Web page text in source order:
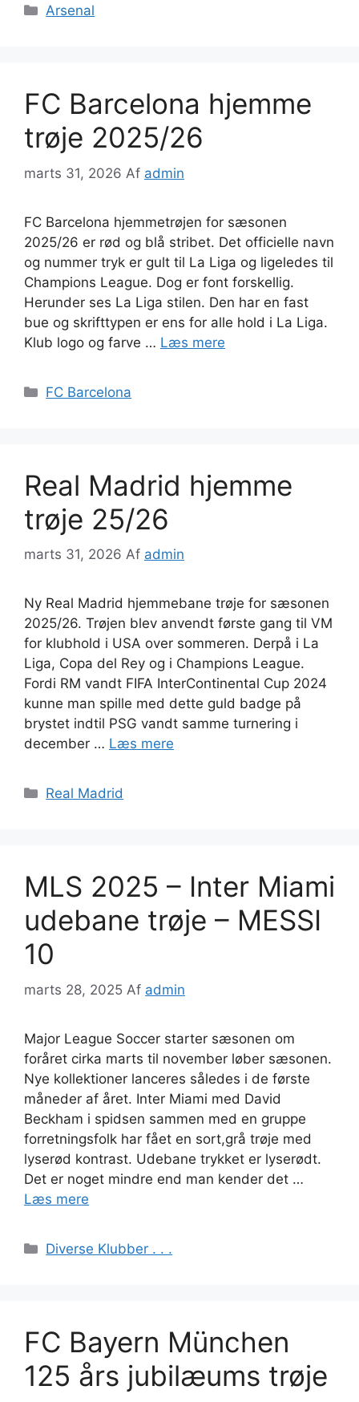
Kategorier
Arsenal
FC Barcelona hjemme
trøje 2025/26
marts 31, 2026 Af admin
FC Barcelona hjemmetrøjen for sæsonen
2025/26 er rød og blå stribet. Det officielle navn
og nummer tryk er gult til La Liga og ligeledes til
Champions League. Dog er font forskellig.
Herunder ses La Liga stilen. Den har en fast
bue og skrifttypen er ens for alle hold i La Liga.
Klub logo og farve … Læs mere
Kategorier
FC Barcelona
Real Madrid hjemme
trøje 25/26
marts 31, 2026 Af admin
Ny Real Madrid hjemmebane trøje for sæsonen
2025/26. Trøjen blev anvendt første gang til VM
for klubhold i USA over sommeren. Derpå i La
Liga, Copa del Rey og i Champions League.
Fordi RM vandt FIFA InterContinental Cup 2024
kunne man spille med dette guld badge på
brystet indtil PSG vandt samme turnering i
december … Læs mere
Kategorier
Real Madrid
MLS 2025 – Inter Miami
udebane trøje – MESSI
10
marts 28, 2025 Af admin
Major League Soccer starter sæsonen om
foråret cirka marts til november løber sæsonen.
Nye kollektioner lanceres således i de første
måneder af året. Inter Miami med David
Beckham i spidsen sammen med en gruppe
forretningsfolk har fået en sort,grå trøje med
lyserød kontrast. Udebane trykket er lyserødt.
Det er noget mindre end man kender det …
Læs mere
Kategorier
Diverse Klubber . . .
FC Bayern München
125 års jubilæums trøje